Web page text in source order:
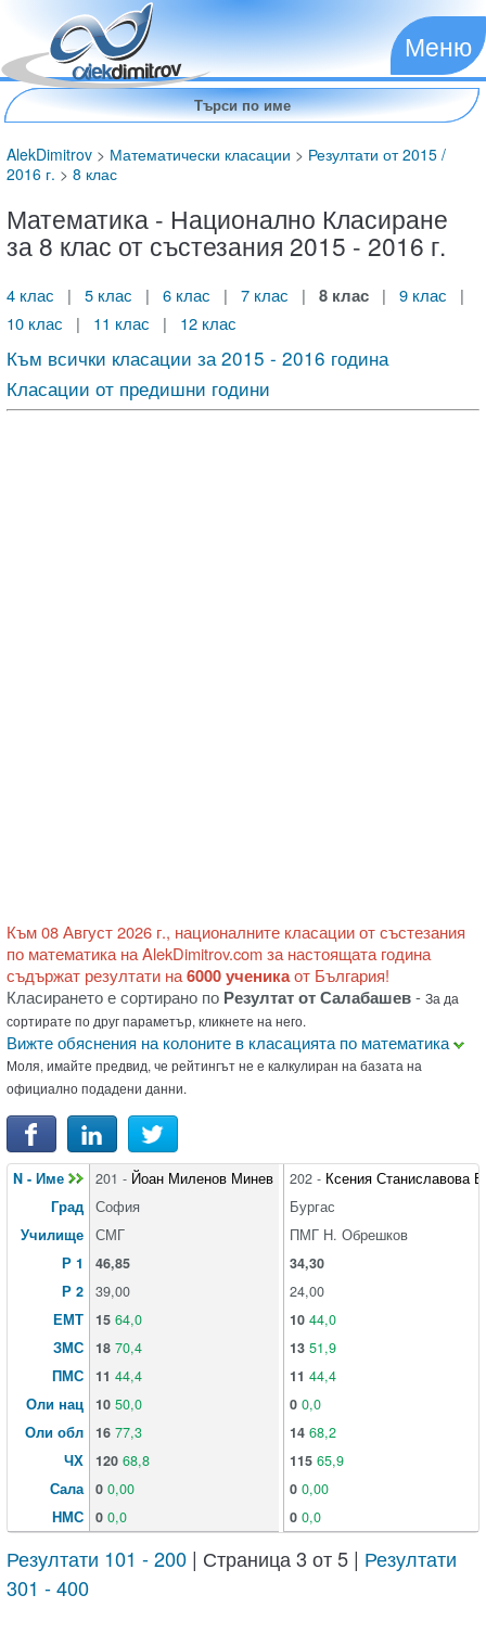
Меню
AlekDimitrov > Математически класации > Резултати от 2015 /
2016 г. > 8 клас
Математика - Национално Класиране
за 8 клас от състезания 2015 - 2016 г.
4 клас | 5 клас | 6 клас | 7 клас | 8 клас | 9 клас
|
10 клас
| 11 клас | 12 клас
Към всички класации за 2015 - 2016 година
Класации от предишни години
Към 08 Август 2026 г., националните класации от състезания
по математика на AlekDimitrov.com за настоящата година
съдържат резултати на6000 ученикаот България!
Класирането е сортирано по Резултат от Салабашев- За да
сортирате по друг параметър, кликнете на него.
Вижте обяснения на колоните в класацията по математика
Моля, имайте предвид, че рейтингът не е калкулиран на базата на
официално подадени данни.
N - Име
Град
Училище
Р 1
Р 2
ЕМТ
ЗМС
ПМС
Оли нац
Оли обл
ЧХ
Сала
НМС
201 - Йоан Миленов Минев
София
СМГ
46,85
39,00
15 64,0
18 70,4
11 44,4
10 50,0
16 77,3
120 68,8
0 0,00
0 0,0
202 - Ксения Станиславова
Бургас
ПМГ Н. Обрешков
34,30
24,00
10 44,0
13 51,9
11 44,4
0 0,0
14 68,2
115 65,9
0 0,00
0 0,0
Резултати 101 - 200 | Страница 3 от 5 | Резултати
301 - 400